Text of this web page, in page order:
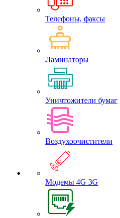
Телефоны, факсы
Ламинаторы
Уничтожители бумаг
Воздухоочистители
Модемы 4G 3G